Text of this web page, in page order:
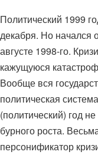
Политический 1999
декабря. Но начался
августе 1998-го.
кажущуюся
Вообще вся
политическая
(политический) год
бурного роста.
персонификатор